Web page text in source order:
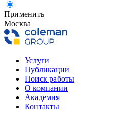
Применить
Москва
Услуги
Публикации
Поиск работы
О компании
Академия
Контакты